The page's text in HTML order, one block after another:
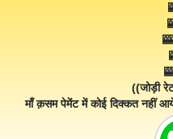
((जोड़ी
माँ क़सम पेमेंट में कोई दिक्कत नहीं